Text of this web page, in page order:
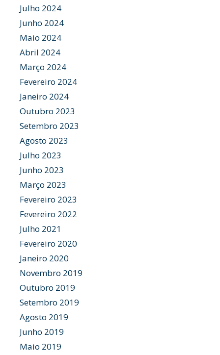
Julho 2024
Junho 2024
Maio 2024
Abril 2024
Março 2024
Fevereiro 2024
Janeiro 2024
Outubro 2023
Setembro 2023
Agosto 2023
Julho 2023
Junho 2023
Março 2023
Fevereiro 2023
Fevereiro 2022
Julho 2021
Fevereiro 2020
Janeiro 2020
Novembro 2019
Outubro 2019
Setembro 2019
Agosto 2019
Junho 2019
Maio 2019